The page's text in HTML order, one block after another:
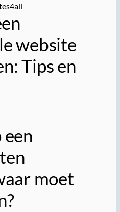
website
Tips en
moet